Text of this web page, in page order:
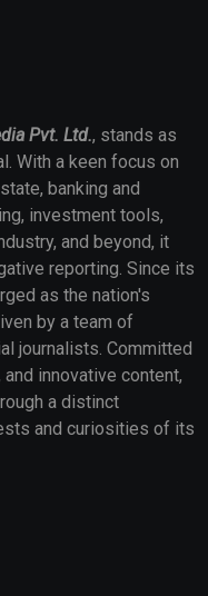
Pvt. Ltd., stands as
With a keen focus on
banking and
investment tools,
and beyond, it
reporting. Since its
as the nation's
by a team of
journalists. Committed
innovative content,
a distinct
and curiosities of its